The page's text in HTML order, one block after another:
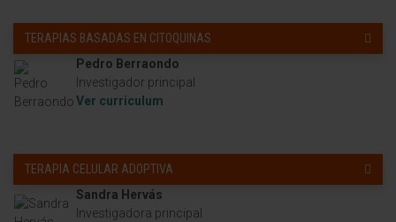
TERAPIAS BASADAS EN CITOQUINAS
Pedro Berraondo
Investigador principal
Ver curriculum
TERAPIA CELULAR ADOPTIVA
Sandra Hervás
Investigadora principal